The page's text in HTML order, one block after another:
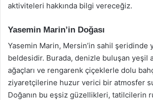
aktiviteleri hakkında bilgi vereceğiz.
Yasemin Marin’in Doğası
Yasemin Marin, Mersin’in sahil şeridinde
beldesidir. Burada, denizle buluşan yeşil
ağaçları ve rengarenk çiçeklerle dolu
ziyaretçilerine huzur verici bir atmosfer
Doğanın bu eşsiz güzellikleri, tatilcilerin